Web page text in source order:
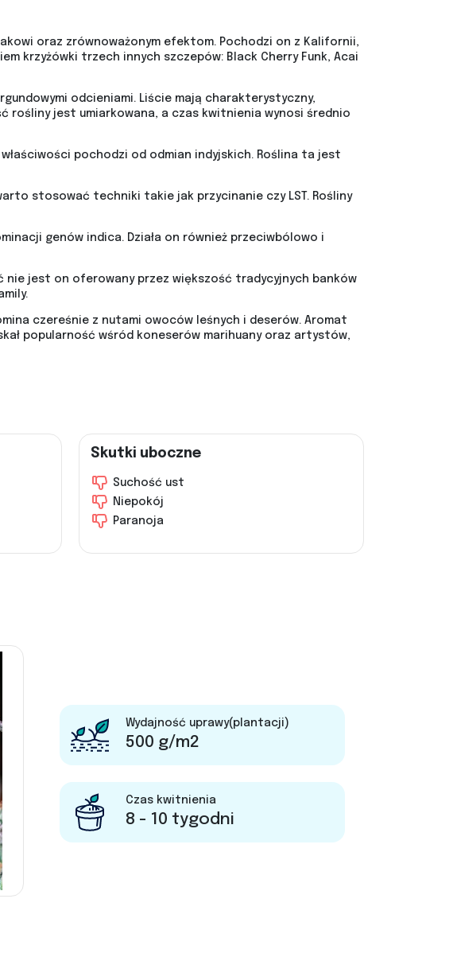
oraz zrównoważonym efektom. Pochodzi on z Kalifornii,
krzyżówki trzech innych szczepów: Black Cherry Funk, Acai
odcieniami. Liście mają charakterystyczny,
rośliny jest umiarkowana, a czas kwitnienia wynosi średnio
pochodzi od odmian indyjskich. Roślina ta jest
stosować techniki takie jak przycinanie czy LST. Rośliny
genów indica. Działa on również przeciwbólowo i
nie jest on oferowany przez większość tradycyjnych banków
czereśnie z nutami owoców leśnych i deserów. Aromat
popularność wśród koneserów marihuany oraz artystów,
Skutki uboczne
Suchość ust
Niepokój
Paranoja
Wydajność uprawy(plantacji)
500 g/m2
Czas kwitnienia
8 - 10 tygodni